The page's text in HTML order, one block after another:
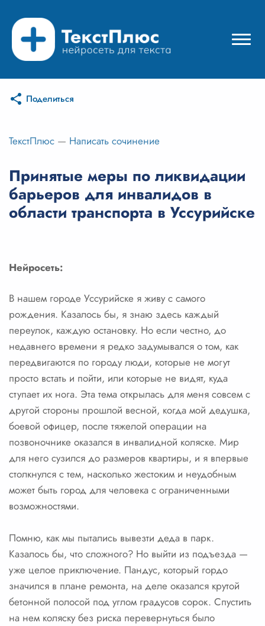
Режимы нейросети
Цены
Вход
Вход с Telegram
Поделиться
ТекстПлюс — Написать сочинение
Принятые меры по ликвидации
барьеров для инвалидов в
области транспорта в Уссурийске
Нейросеть:
В нашем городе Уссурийске я живу с самого
рождения. Казалось бы, я знаю здесь каждый
переулок, каждую остановку. Но если честно, до
недавнего времени я редко задумывался о том, как
передвигаются по городу люди, которые не могут
просто встать и пойти, или которые не видят, куда
ступает их нога. Эта тема открылась для меня совсем с
другой стороны прошлой весной, когда мой дедушка,
боевой офицер, после тяжелой операции на
позвоночнике оказался в инвалидной коляске. Мир
для него сузился до размеров квартиры, и я впервые
столкнулся с тем, насколько жестоким и неудобным
может быть город для человека с ограниченными
возможностями.
Помню, как мы пытались вывезти деда в парк.
Казалось бы, что сложного? Но выйти из подъезда —
уже целое приключение. Пандус, который гордо
значился в плане ремонта, на деле оказался крутой
бетонной полосой под углом градусов сорок. Спустить
на нем коляску без риска перевернуться было